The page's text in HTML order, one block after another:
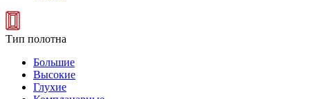
Тип полотна
Большие
Высокие
Глухие